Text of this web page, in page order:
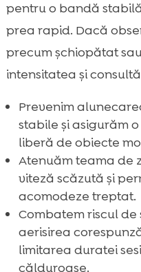
pentru o bandă
prea rapid. Dacă
precum șchiopătat
intensitatea și
Prevenim
stabile și asigurăm
liberă de obiecte
Atenuăm teama de
viteză scăzută și
acomodeze treptat.
Combatem riscul
aerisirea
limitarea duratei
călduroase.